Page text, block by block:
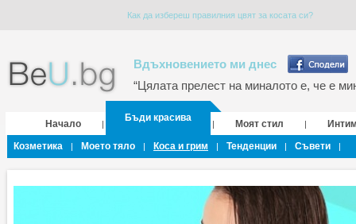
Как да избереш правилния цвят за косата си?
Вдъхновението ми днес
“Цялата прелест на миналото е, че е
Начало |
Бъди красива
| Моят стил |
Козметика
| Моето тяло | Коса и грим | Тенденции | Съвети |